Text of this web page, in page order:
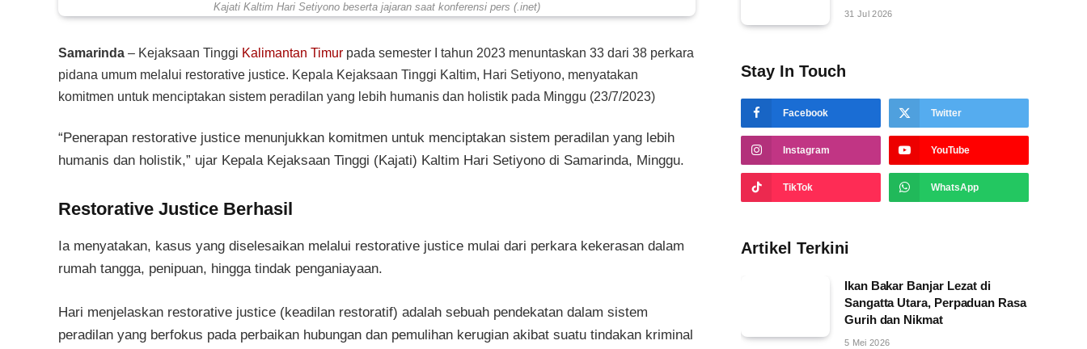
Kajati Kaltim Hari Setiyono beserta jajaran saat konferensi pers (.inet)
Samarinda – Kejaksaan Tinggi Kalimantan Timur pada semester I tahun 2023 menuntaskan 33 dari 38 perkara
pidana umum melalui restorative justice. Kepala Kejaksaan Tinggi Kaltim, Hari Setiyono, menyatakan
komitmen untuk menciptakan sistem peradilan yang lebih humanis dan holistik pada Minggu (23/7/2023)
“Penerapan restorative justice menunjukkan komitmen untuk menciptakan sistem peradilan yang lebih
humanis dan holistik,” ujar Kepala Kejaksaan Tinggi (Kajati) Kaltim Hari Setiyono di Samarinda, Minggu.
Restorative Justice Berhasil
Ia menyatakan, kasus yang diselesaikan melalui restorative justice mulai dari perkara kekerasan dalam
rumah tangga, penipuan, hingga tindak penganiayaan.
Hari menjelaskan restorative justice (keadilan restoratif) adalah sebuah pendekatan dalam sistem
peradilan yang berfokus pada perbaikan hubungan dan pemulihan kerugian akibat suatu tindakan kriminal
31 Jul 2026
Stay In Touch
Facebook Twitter
Instagram YouTube
TikTok WhatsApp
Artikel Terkini
Ikan Bakar Banjar Lezat di
Sangatta Utara, Perpaduan Rasa
Gurih dan Nikmat
5 Mei 2026